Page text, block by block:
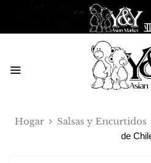
Hogar Salsas y Encurtidos
de